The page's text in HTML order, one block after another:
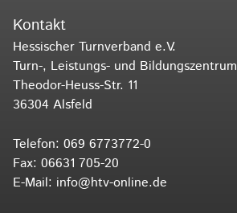
Kontakt
Hessischer Turnverband e.V.
Turn-, Leistungs- und Bildungszentrum
Theodor-Heuss-Str. 11
36304 Alsfeld
Telefon: 069 6773772-0
Fax: 06631 705-20
E-Mail: info@htv-online.de